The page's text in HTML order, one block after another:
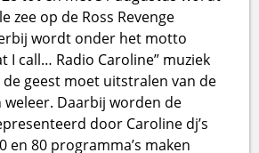
zee op de Ross Revenge
wordt onder het motto
I call… Radio Caroline” muziek
geest moet uitstralen van de
weleer. Daarbij worden de
door Caroline dj’s
en 80 programma’s maken